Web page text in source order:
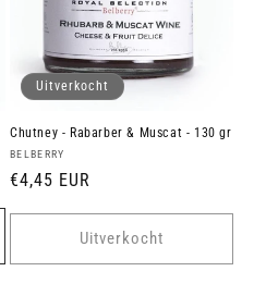
Uitverkocht
Chutney - Rabarber & Muscat - 130 gr
Verkoper:
BELBERRY
Normale
€4,45 EUR
Uitverkocht